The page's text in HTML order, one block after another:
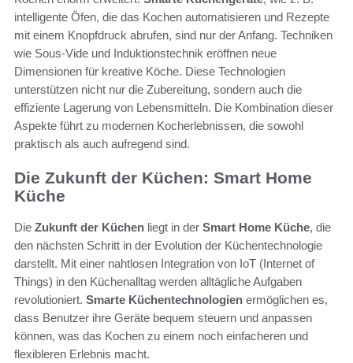
intelligente Öfen, die das Kochen automatisieren und Rezepte
mit einem Knopfdruck abrufen, sind nur der Anfang. Techniken
wie Sous-Vide und Induktionstechnik eröffnen neue
Dimensionen für kreative Köche. Diese Technologien
unterstützen nicht nur die Zubereitung, sondern auch die
effiziente Lagerung von Lebensmitteln. Die Kombination dieser
Aspekte führt zu modernen Kocherlebnissen, die sowohl
praktisch als auch aufregend sind.
Die Zukunft der Küchen: Smart Home
Küche
Die Zukunft der Küchen liegt in der Smart Home Küche, die
den nächsten Schritt in der Evolution der Küchentechnologie
darstellt. Mit einer nahtlosen Integration von IoT (Internet of
Things) in den Küchenalltag werden alltägliche Aufgaben
revolutioniert. Smarte Küchentechnologien ermöglichen es,
dass Benutzer ihre Geräte bequem steuern und anpassen
können, was das Kochen zu einem noch einfacheren und
flexibleren Erlebnis macht.